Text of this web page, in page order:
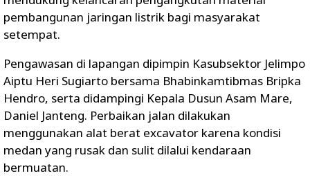
pembangunan jaringan listrik bagi masyarakat
setempat.
Pengawasan di lapangan dipimpin Kasubsektor Jelimpo
Aiptu Heri Sugiarto bersama Bhabinkamtibmas Bripka
Hendro, serta didampingi Kepala Dusun Asam Mare,
Daniel Janteng. Perbaikan jalan dilakukan
menggunakan alat berat excavator karena kondisi
medan yang rusak dan sulit dilalui kendaraan
bermuatan.